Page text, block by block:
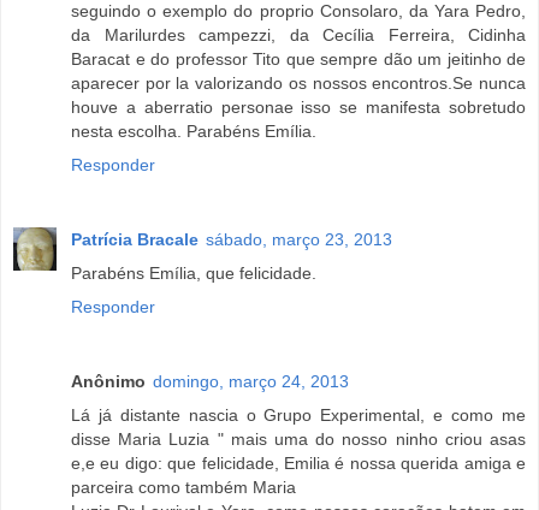
seguindo o exemplo do proprio Consolaro, da Yara Pedro,
da Marilurdes campezzi, da Cecília Ferreira, Cidinha
Baracat e do professor Tito que sempre dão um jeitinho de
aparecer por la valorizando os nossos encontros.Se nunca
houve a aberratio personae isso se manifesta sobretudo
nesta escolha. Parabéns Emília.
Responder
Patrícia Bracale sábado, março 23, 2013
Parabéns Emília, que felicidade.
Responder
Anônimo domingo, março 24, 2013
Lá já distante nascia o Grupo Experimental, e como me
disse Maria Luzia " mais uma do nosso ninho criou asas
e,e eu digo: que felicidade, Emilia é nossa querida amiga e
parceira como também Maria